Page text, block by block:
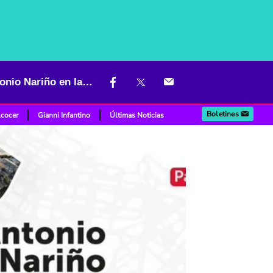
“Tu aporte, tu barrio: conoce cómo tus impuestos transforman Antonio Nariño en la nueva jornada de Hacienda”
Gianni Infantino Últimas Noticias Boletines